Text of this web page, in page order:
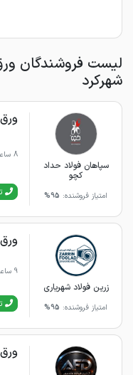
شهرکرد
سپاهان فولاد حداد
کچو
امتیاز فروشنده: 95%
ورق
8 ساعت پیش
زرین فولاد شهریاری
امتیاز فروشنده: 95%
ورق
9 ساعت پیش
ورق